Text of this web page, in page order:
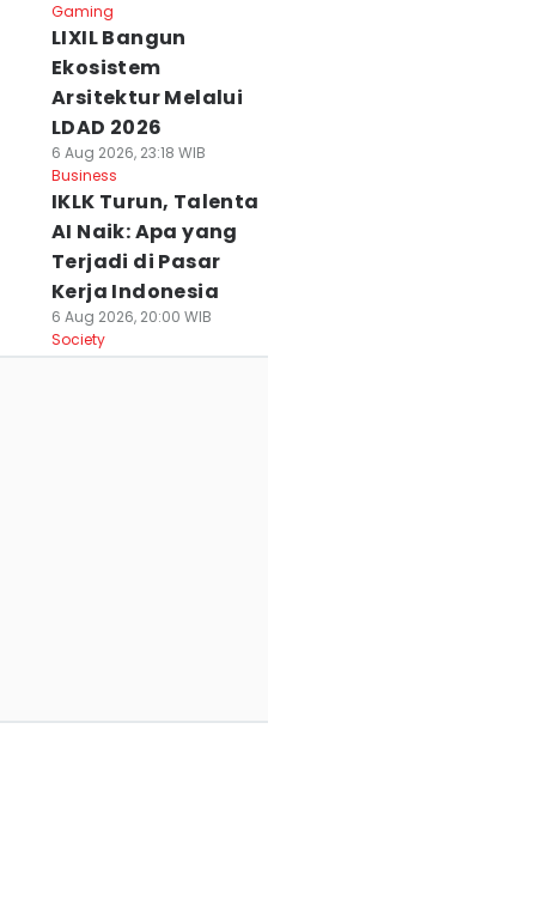
Gaming
LIXIL Bangun
Ekosistem
Arsitektur Melalui
LDAD 2026
6 Aug 2026, 23:18 WIB
Business
IKLK Turun, Talenta
AI Naik: Apa yang
Terjadi di Pasar
Kerja Indonesia
6 Aug 2026, 20:00 WIB
Society